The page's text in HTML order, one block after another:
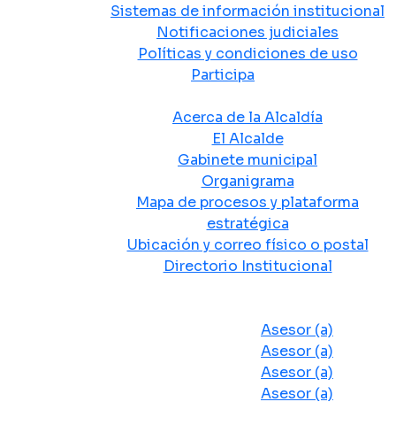
Sistemas de información institucional
Notificaciones judiciales
Políticas y condiciones de uso
Participa
Acerca de la Alcaldía
El Alcalde
Gabinete municipal
Organigrama
Mapa de procesos y plataforma
estratégica
Ubicación y correo físico o postal
Directorio Institucional
Asesor (a)
Asesor (a)
Asesor (a)
Asesor (a)